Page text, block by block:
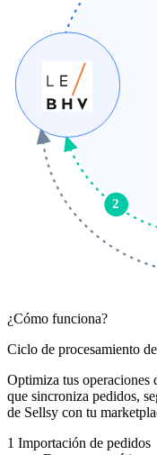
2
¿Cómo funciona?
Ciclo de procesamiento
Optimiza tus operaciones
que sincroniza pedidos,
de Sellsy con tu
1 Importación de pedidos